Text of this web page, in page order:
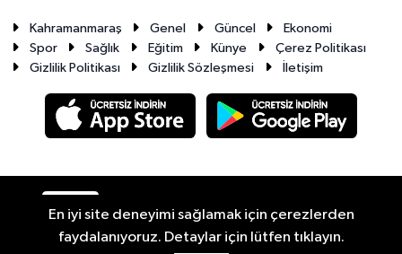
Kahramanmaraş Genel Güncel
Ekonomi
Spor
Sağlık Eğitim Künye
Çerez Politikası
Gizlilik Politikası
Gizlilik Sözleşmesi İletişim
En iyi site deneyimi sağlamak için çerezlerden
faydalanıyoruz. Detaylar için lütfen tıklayın.